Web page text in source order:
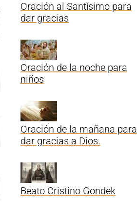
Oración al Santísimo para
dar gracias
Oración de la noche para
niños
Oración de la mañana para
dar gracias a Dios.
Beato Cristino Gondek